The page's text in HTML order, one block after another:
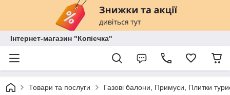
Інтернет-магазин "Копієчка"
Товари та послуги Газові балони, Примуси, Плитки